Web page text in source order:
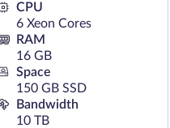
CPU
6 Xeon Cores
RAM
16 GB
Space
150 GB SSD
Bandwidth
10 TB